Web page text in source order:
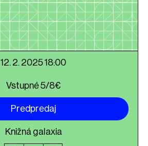
12. 2. 2025 18:00
Vstupné 5/8€
Predpredaj
Knižná galaxia